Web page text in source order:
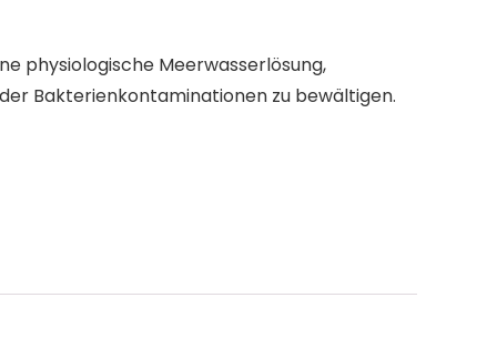
physiologische Meerwasserlösung,
Bakterienkontaminationen zu bewältigen.